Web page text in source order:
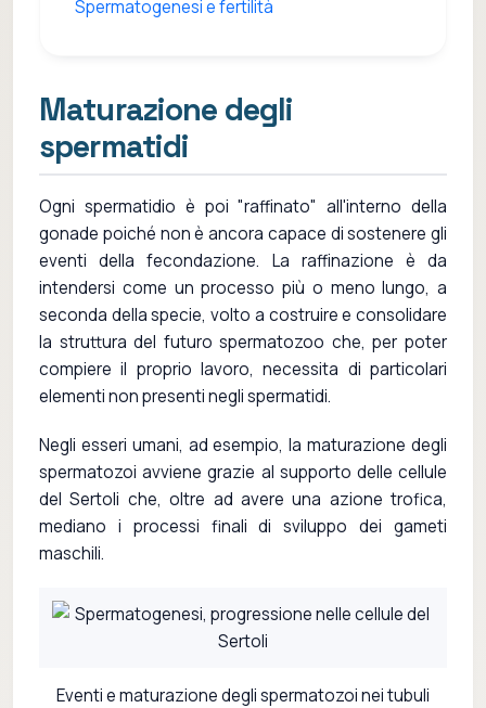
Spermatogenesi e fertilità
Maturazione degli
spermatidi
Ogni spermatidio è poi "raffinato" all'interno della
gonade poiché non è ancora capace di sostenere gli
eventi della fecondazione. La raffinazione è da
intendersi come un processo più o meno lungo, a
seconda della specie, volto a costruire e consolidare
la struttura del futuro spermatozoo che, per poter
compiere il proprio lavoro, necessita di particolari
elementi non presenti negli spermatidi.
Negli esseri umani, ad esempio, la maturazione degli
spermatozoi avviene grazie al supporto delle cellule
del Sertoli che, oltre ad avere una azione trofica,
mediano i processi finali di sviluppo dei gameti
maschili.
Eventi e maturazione degli spermatozoi nei tubuli